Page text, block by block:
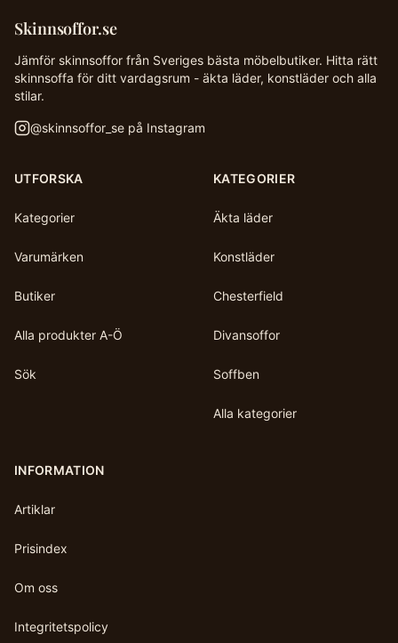
Skinnsoffor.se
Jämför skinnsoffor från Sveriges bästa möbelbutiker. Hitta rätt
skinnsoffa för ditt vardagsrum - äkta läder, konstläder och alla
stilar.
@skinnsoffor_se på Instagram
UTFORSKA
Kategorier
Varumärken
Butiker
Alla produkter A-Ö
Sök
KATEGORIER
Äkta läder
Konstläder
Chesterfield
Divansoffor
Soffben
Alla kategorier
INFORMATION
Artiklar
Prisindex
Om oss
Integritetspolicy